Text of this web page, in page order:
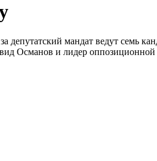
мандат ведут семь
Османов и лидер